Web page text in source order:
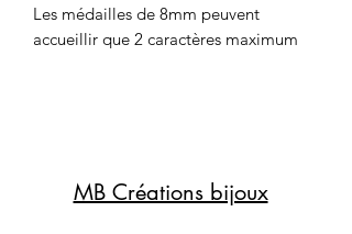
Les médailles de 8mm peuvent
accueillir que 2 caractères maximum
MB Créations bijoux